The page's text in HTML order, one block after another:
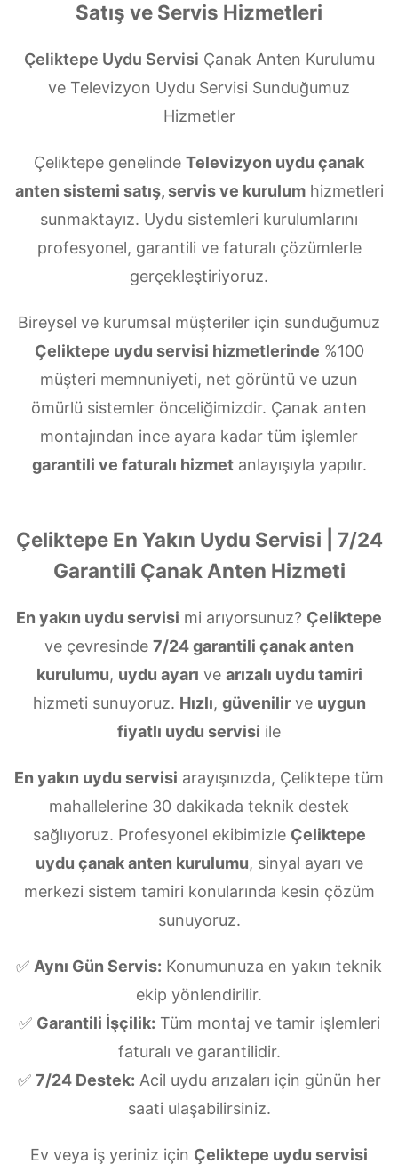
Satış ve Servis Hizmetleri
Çeliktepe Uydu Servisi Çanak Anten Kurulumu
ve Televizyon Uydu Servisi Sunduğumuz
Hizmetler
Çeliktepe genelinde Televizyon uydu çanak
anten sistemi satış, servis ve kurulumhizmetleri
sunmaktayız. Uydu sistemleri kurulumlarını
profesyonel, garantili ve faturalı çözümlerle
gerçekleştiriyoruz.
Bireysel ve kurumsal müşteriler için sunduğumuz
Çeliktepe uydu servisi hizmetlerinde %100
müşteri memnuniyeti, net görüntü ve uzun
ömürlü sistemler önceliğimizdir. Çanak anten
montajından ince ayara kadar tüm işlemler
garantili ve faturalı hizmetanlayışıyla yapılır.
Çeliktepe En Yakın Uydu Servisi | 7/24
Garantili Çanak Anten Hizmeti
En yakın uydu servisi mi arıyorsunuz? Çeliktepe
ve çevresinde 7/24 garantili çanak anten
kurulumu, uydu ayarı ve arızalı uydu tamiri
hizmeti sunuyoruz. Hızlı, güvenilirve uygun
fiyatlı uydu servisi ile
En yakın uydu servisi arayışınızda, Çeliktepe tüm
mahallelerine 30 dakikada teknik destek
sağlıyoruz. Profesyonel ekibimizle Çeliktepe
uydu çanak anten kurulumu, sinyal ayarı ve
merkezi sistem tamiri konularında kesin çözüm
sunuyoruz.
✅ Aynı Gün Servis: Konumunuza en yakın teknik
ekip yönlendirilir.
✅ Garantili İşçilik: Tüm montaj ve tamir işlemleri
faturalı ve garantilidir.
✅ 7/24 Destek: Acil uydu arızaları için günün her
saati ulaşabilirsiniz.
Ev veya iş yeriniz için Çeliktepe uydu servisi